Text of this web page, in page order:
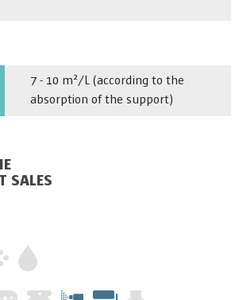
7 - 10 m²/L (according to the
absorption of the support)
SALES